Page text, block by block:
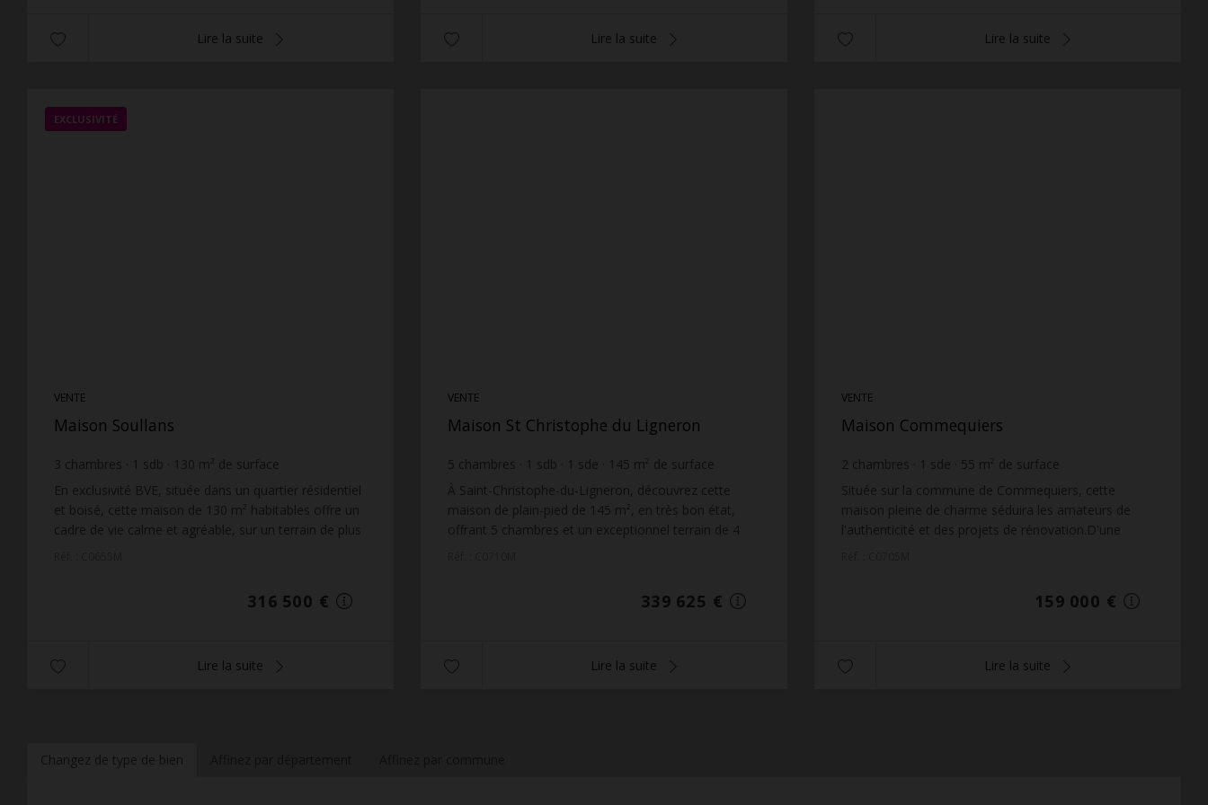
Lire la suite Lire la suite Lire la suite
EXCLUSIVITÉ
VENTE
Maison Soullans
3 chambres 1 sdb 130 m² de surface
1 407 m² de terrain 2 434,62 € prix / m²
En exclusivité BVE, située dans un quartier résidentiel
et boisé, cette maison de 130 m² habitables offre un
cadre de vie calme et agréable, sur un terrain de plus
316 500 €
Lire la suite
VENTE
Maison St Christophe du Ligneron
5 chambres 1 sdb 1 sde 145 m² de surface
4 518 m² de terrain 2 342,24 € prix / m²
À Saint-Christophe-du-Ligneron, découvrez cette
maison de plain-pied de 145 m², en très bon état,
offrant 5 chambres et un exceptionnel terrain de 4
339 625 €
Lire la suite
VENTE
Maison Commequiers
2 chambres 1 sde 55 m² de surface
320 m² de terrain 2 890,91 € prix / m²
Située sur la commune de Commequiers, cette
maison pleine de charme séduira les amateurs de
l'authenticité et des projets de rénovation.D'une
159 000 €
Lire la suite
Changez de type de bien